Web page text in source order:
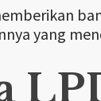
yang